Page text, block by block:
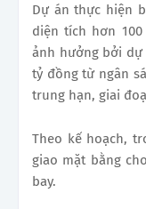
Dự án thực hiện
diện tích hơn
ảnh hưởng bởi dự
tỷ đồng từ ngân
trung hạn, giai
Theo kế hoạch,
giao mặt bằng
bay.